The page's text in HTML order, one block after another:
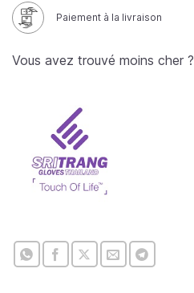
Paiement à la livraison
Vous avez trouvé moins cher ?